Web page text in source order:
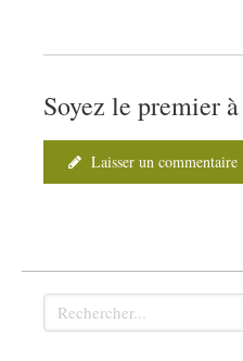
Soyez le premier
Laisser un commentaire
Rechercher